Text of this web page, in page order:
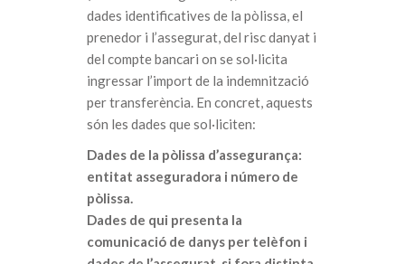
dades identificatives de la pòlissa, el
prenedor i l’assegurat, del risc danyat i
del compte bancari on se sol·licita
ingressar l’import de la indemnització
per transferència. En concret, aquests
són les dades que sol·liciten:
Dades de la pòlissa d’assegurança:
entitat asseguradora i número de
pòlissa.
Dades de qui presenta la
comunicació de danys per telèfon i